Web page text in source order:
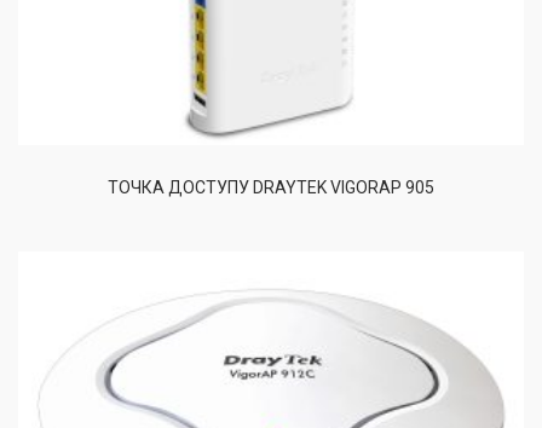
ТОЧКА ДОСТУПУ DRAYTEK VIGORAP 905